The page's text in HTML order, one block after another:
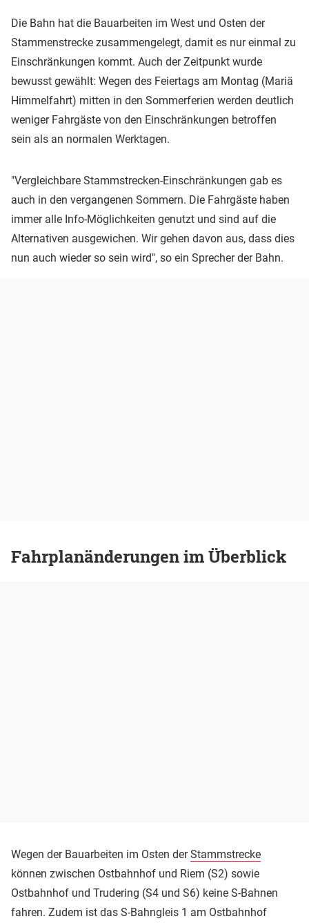
Die Bahn hat die Bauarbeiten im West und Osten der
Stammenstrecke zusammengelegt, damit es nur einmal zu
Einschränkungen kommt. Auch der Zeitpunkt wurde
bewusst gewählt: Wegen des Feiertags am Montag (Mariä
Himmelfahrt) mitten in den Sommerferien werden deutlich
weniger Fahrgäste von den Einschränkungen betroffen
sein als an normalen Werktagen.
"Vergleichbare Stammstrecken-Einschränkungen gab es
auch in den vergangenen Sommern. Die Fahrgäste haben
immer alle Info-Möglichkeiten genutzt und sind auf die
Alternativen ausgewichen. Wir gehen davon aus, dass dies
nun auch wieder so sein wird", so ein Sprecher der Bahn.
Fahrplanänderungen im Überblick
Wegen der Bauarbeiten im Osten derStammstrecke
können zwischen Ostbahnhof und Riem (S2) sowie
Ostbahnhof und Trudering (S4 und S6) keine S-Bahnen
fahren. Zudem ist das S-Bahngleis 1 am Ostbahnhof